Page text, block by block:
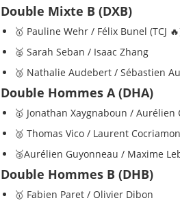
Double Mixte B (DXB)
🥇 Pauline Wehr / Félix Bunel (TCJ
🥈 Sarah Seban / Isaac Zhang
🥉 Nathalie Audebert / Sébastien
Double Hommes A (DHA)
🥇 Jonathan Xaygnaboun / Aurélien
🥈 Thomas Vico / Laurent
🥉Aurélien Guyonneau / Maxime
Double Hommes B (DHB)
🥇 Fabien Paret / Olivier Dibon